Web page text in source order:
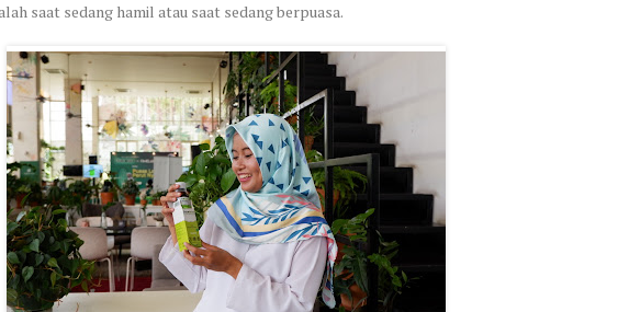
saat sedang hamil atau saat sedang berpuasa.